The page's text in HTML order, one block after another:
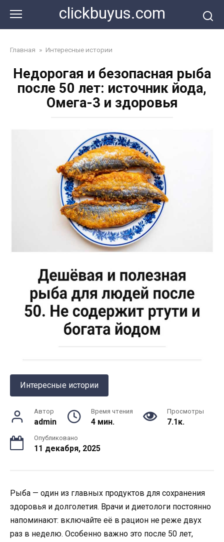
контенту
clickbuyus.com
Главная » Интересные истории
Недорогая и безопасная рыба
после 50 лет: источник йода,
Омега-3 и здоровья
Интересные истории
Автор
admin
Время чтения
4 мин.
Просмотры
7.1к.
Опубликовано
11 декабря, 2025
Рыба — один из главных продуктов для сохранения
здоровья и долголетия. Врачи и диетологи постоянно
напоминают: включайте её в рацион не реже двух
раз в неделю. Особенно важно это после 50 лет,